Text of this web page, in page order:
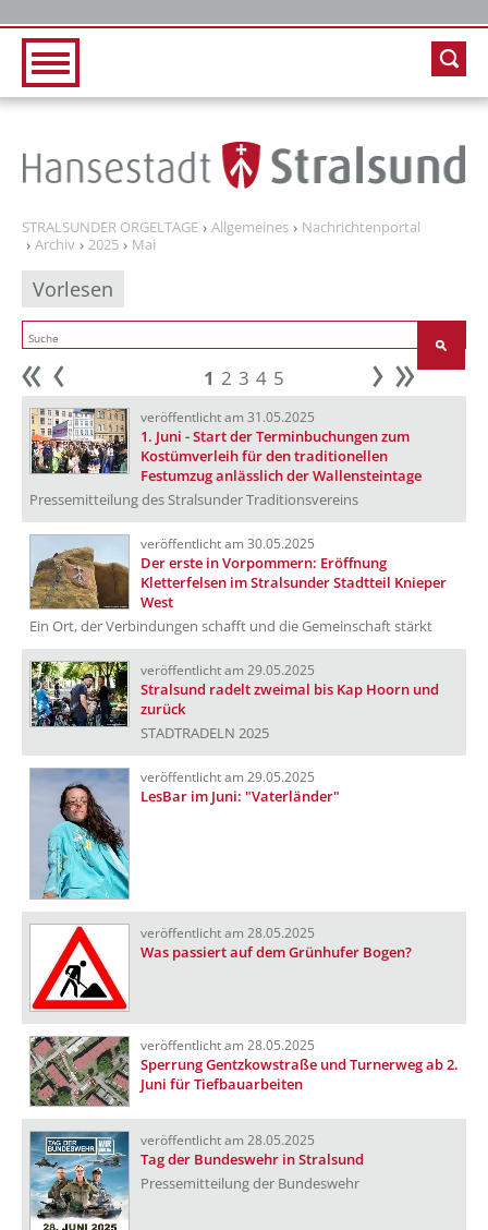
STRALSUNDER ORGELTAGE Allgemeines
Nachrichtenportal
Archiv
2025 Mai
Vorlesen
Anfang 1 2 3 4 5 weiter
veröffentlicht am 31.05.2025
1. Juni - Start der Terminbuchungen zum
Kostümverleih für den traditionellen
Festumzug anlässlich der Wallensteintage
Pressemitteilung des Stralsunder Traditionsvereins
veröffentlicht am 30.05.2025
Der erste in Vorpommern: Eröffnung
Kletterfelsen im Stralsunder Stadtteil Knieper
West
Ein Ort, der Verbindungen schafft und die Gemeinschaft stärkt
veröffentlicht am 29.05.2025
Stralsund radelt zweimal bis Kap Hoorn und
zurück
STADTRADELN 2025
veröffentlicht am 29.05.2025
LesBar im Juni: "Vaterländer"
veröffentlicht am 28.05.2025
Was passiert auf dem Grünhufer Bogen?
veröffentlicht am 28.05.2025
Sperrung Gentzkowstraße und Turnerweg ab 2.
Juni für Tiefbauarbeiten
veröffentlicht am 28.05.2025
Tag der Bundeswehr in Stralsund
Pressemitteilung der Bundeswehr